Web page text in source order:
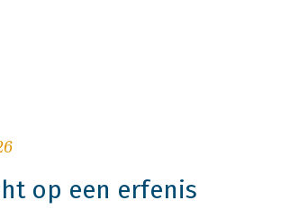
op een erfenis